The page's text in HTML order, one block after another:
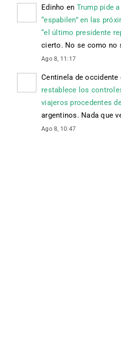
Edinho en Trump pide
“espabilen” en las
“el último presidente
cierto. No se como no
Ago 8, 11:17
Centinela de occidente
restablece los
viajeros procedentes
argentinos. Nada que
Ago 8, 10:47